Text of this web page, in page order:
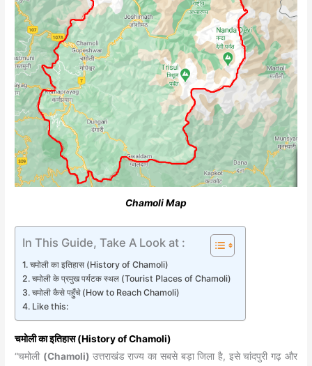
Chamoli Map
In This Guide, Take A Look at :
चमोली का इतिहास (History of Chamoli)
चमोली के प्रमुख पर्यटक स्थल (Tourist Places of Chamoli)
चमोली कैसे पहुुँचे (How to Reach Chamoli)
Like this:
चमोली का इतिहास (History of Chamoli)
“चमोली (Chamoli) उत्तराखंड राज्य का सबसे बड़ा जिला है, इसे चांदपुरी गढ़ और